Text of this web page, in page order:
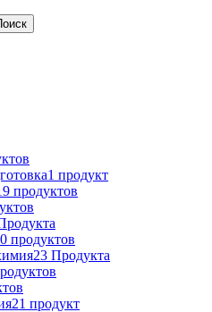
1 продукт
продуктов
продуктов
23 Продукта
21 продукт